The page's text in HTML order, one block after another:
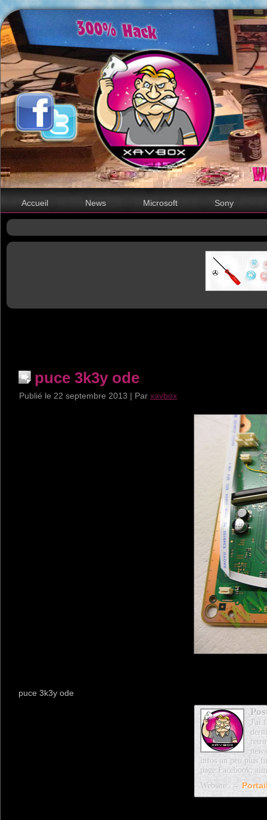
Accueil News Microsoft Sony
puce 3k3y ode
Publié le 22 septembre 2013 | Par xavbox
puce 3k3y ode
J'ai
infos un peu plus
page Facebook,
Website: →